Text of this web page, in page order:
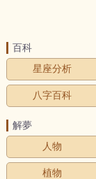
百科
星座分析
八字百科
解夢
人物
植物